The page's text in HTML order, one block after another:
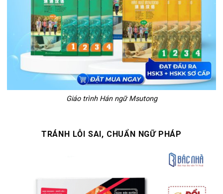
Giáo trình Hán ngữ Msutong
TRÁNH LỖI SAI, CHUẨN NGỮ PHÁP